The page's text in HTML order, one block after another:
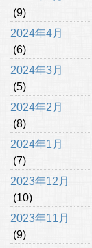
(9)
2024年4月
(6)
2024年3月
(5)
2024年2月
(8)
2024年1月
(7)
2023年12月
(10)
2023年11月
(9)